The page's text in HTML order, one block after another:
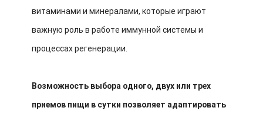
витаминами и минералами, которые играют
важную роль в работе иммунной системы и
процессах регенерации.
Возможность выбора одного, двух или трех
приемов пищи в сутки позволяет адаптировать